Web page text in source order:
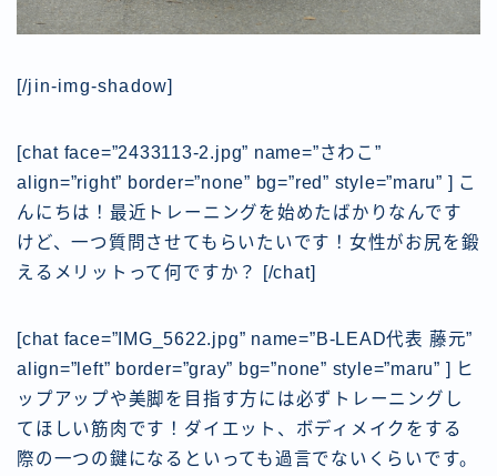
[/jin-img-shadow]
[chat face=”2433113-2.jpg” name=”さわこ”
align=”right” border=”none” bg=”red” style=”maru” ] こ
んにちは！最近トレーニングを始めたばかりなんです
けど、一つ質問させてもらいたいです！女性がお尻を鍛
えるメリットって何ですか？
[/chat]
[chat face=”IMG_5622.jpg” name=”B-LEAD代表 藤元”
align=”left” border=”gray” bg=”none” style=”maru” ] ヒ
ップアップや美脚を目指す方には必ずトレーニングし
てほしい筋肉です！ダイエット、ボディメイクをする
際の一つの鍵になるといっても過言でないくらいです。